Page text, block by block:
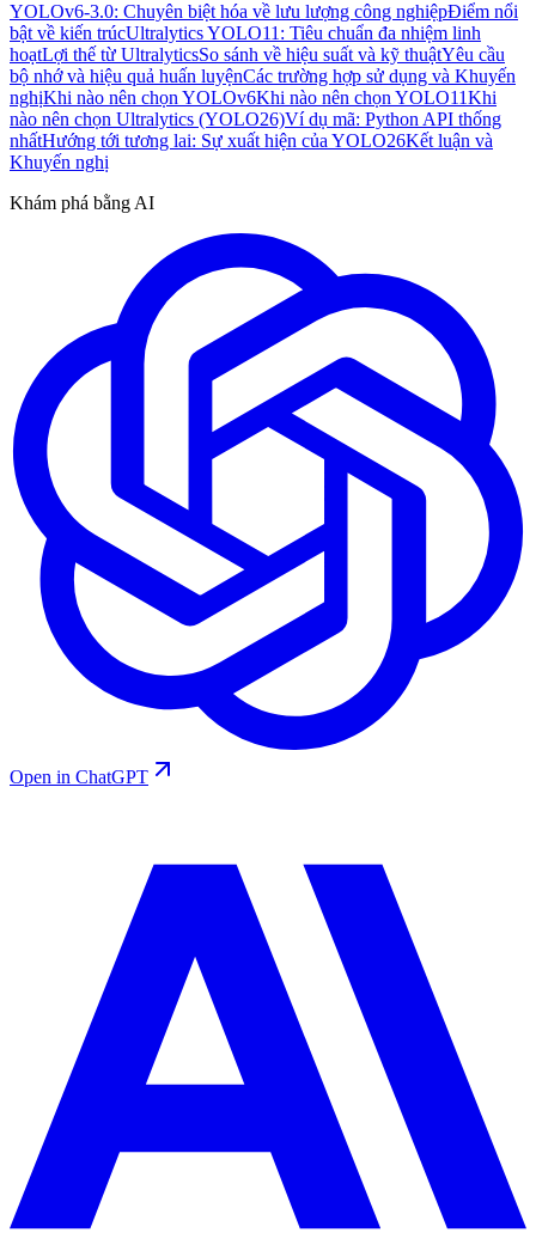
YOLOv6-3.0: Chuyên biệt hóa về lưu lượng công nghiệpĐiểm nổi
bật về kiến trúcUltralytics YOLO11: Tiêu chuẩn đa nhiệm linh
hoạtLợi thế từ UltralyticsSo sánh về hiệu suất và kỹ thuậtYêu cầu
bộ nhớ và hiệu quả huấn luyệnCác trường hợp sử dụng và Khuyến
nghịKhi nào nên chọn YOLOv6Khi nào nên chọn YOLO11Khi
nào nên chọn Ultralytics (YOLO26)Ví dụ mã: Python API thống
nhấtHướng tới tương lai: Sự xuất hiện của YOLO26Kết luận và
Khuyến nghị
Khám phá bằng AI
Open in ChatGPT